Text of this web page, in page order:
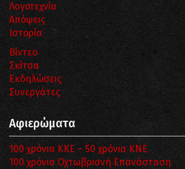
Λογοτεχνία
Απόψεις
Ιστορία
Βίντεο
Σκίτσα
Εκδηλώσεις
Συνεργάτες
Αφιερώματα
100 χρόνια ΚΚΕ – 50 χρόνια ΚΝΕ
100 χρόνια Οχτωβριανή Επανάσταση